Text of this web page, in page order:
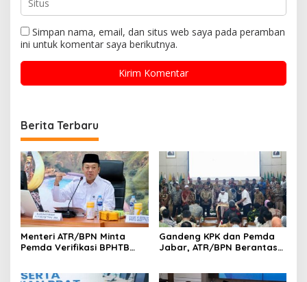
Simpan nama, email, dan situs web saya pada peramban
ini untuk komentar saya berikutnya.
Berita Terbaru
Menteri ATR/BPN Minta
Pemda Verifikasi BPHTB
Gandeng KPK dan Pemda
Jabar, ATR/BPN Berantas